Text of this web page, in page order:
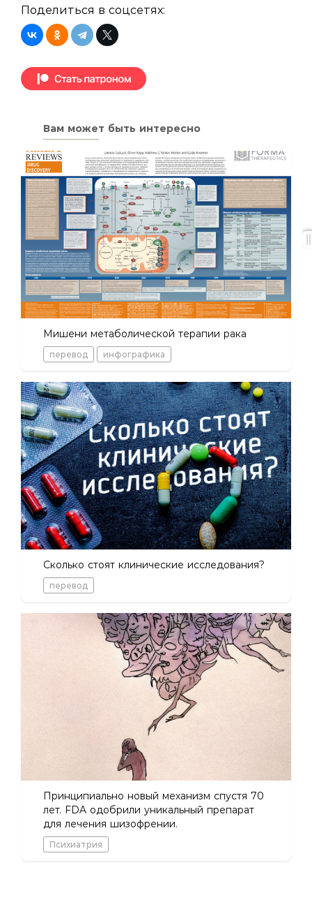
Поделиться в соцсетях:
Вам может быть интересно
Мишени метаболической терапии рака
перевод инфографика
Сколько стоят клинические исследования?
перевод
Принципиально новый механизм спустя 70
лет. FDA одобрили уникальный препарат
для лечения шизофрении.
Психиатрия